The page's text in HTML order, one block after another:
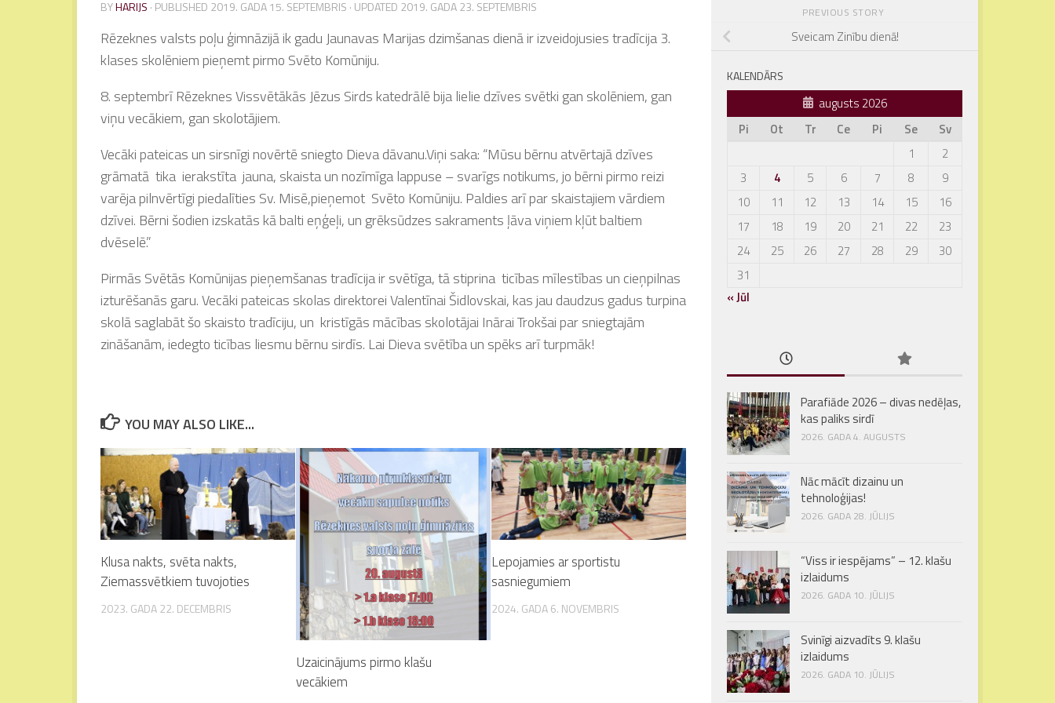
BYHARIJS · PUBLISHED 2019. GADA 15. SEPTEMBRIS · UPDATED 2019. GADA 23. SEPTEMBRIS
Rēzeknes valsts poļu ģimnāzijā ik gadu Jaunavas Marijas dzimšanas dienā ir izveidojusies tradīcija 3.
klases skolēniem pieņemt pirmo Svēto Komūniju.
8. septembrī Rēzeknes Vissvētākās Jēzus Sirds katedrālē bija lielie dzīves svētki gan skolēniem, gan
viņu vecākiem, gan skolotājiem.
Vecāki pateicas un sirsnīgi novērtē sniegto Dieva dāvanu.Viņi saka: “Mūsu bērnu atvērtajā dzīves
grāmatā tika ierakstīta jauna, skaista un nozīmīga lappuse – svarīgs notikums, jo bērni pirmo reizi
varēja pilnvērtīgi piedalīties Sv. Misē,pieņemot Svēto Komūniju. Paldies arī par skaistajiem vārdiem
dzīvei. Bērni šodien izskatās kā balti eņģeļi, un grēksūdzes sakraments ļāva viņiem kļūt baltiem
dvēselē.”
Pirmās Svētās Komūnijas pieņemšanas tradīcija ir svētīga, tā stiprina ticības mīlestības un cieņpilnas
izturēšanās garu. Vecāki pateicas skolas direktorei Valentīnai Šidlovskai, kas jau daudzus gadus turpina
skolā saglabāt šo skaisto tradīciju, un kristīgās mācības skolotājai Inārai Trokšai par sniegtajām
zināšanām, iedegto ticības liesmu bērnu sirdīs. Lai Dieva svētība un spēks arī turpmāk!
YOU MAY ALSO LIKE...
Klusa nakts, svēta nakts,
Ziemassvētkiem tuvojoties
2023. GADA 22. DECEMBRIS
Uzaicinājums pirmo klašu
vecākiem
Lepojamies ar sportistu
sasniegumiem
2024. GADA 6. NOVEMBRIS
PREVIOUS STORY
Sveicam Zinību dienā!
KALENDĀRS
augusts 2026
Pi
Ot Tr Ce Pi Se
Sv
1
2
3
4 5 6 7 8
9
10
11 12 13 14 15
16
17
18 19 20 21 22
23
24
25 26 27 28 29
30
31
« Jūl
Parafiāde 2026 – divas nedēļas,
kas paliks sirdī
2026. GADA 4. AUGUSTS
Nāc mācīt dizainu un
tehnoloģijas!
2026. GADA 28. JŪLIJS
“Viss ir iespējams” – 12. klašu
izlaidums
2026. GADA 10. JŪLIJS
Svinīgi aizvadīts 9. klašu
izlaidums
2026. GADA 10. JŪLIJS